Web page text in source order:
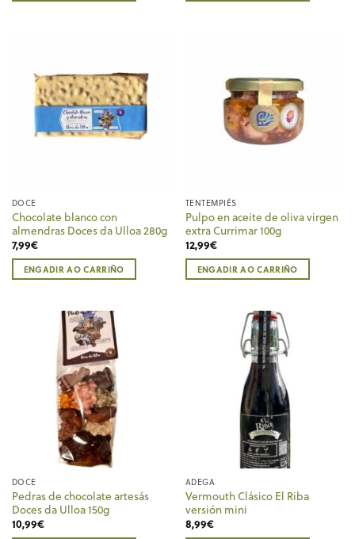
DOCE
Chocolate blanco con
almendras Doces da Ulloa 280g
7,99€
ENGADIR AO CARRIÑO
TENTEMPIÉS
Pulpo en aceite de oliva virgen
extra Currimar 100g
12,99€
ENGADIR AO CARRIÑO
DOCE
Pedras de chocolate artesás
Doces da Ulloa 150g
10,99€
ADEGA
Vermouth Clásico El Riba
versión mini
8,99€